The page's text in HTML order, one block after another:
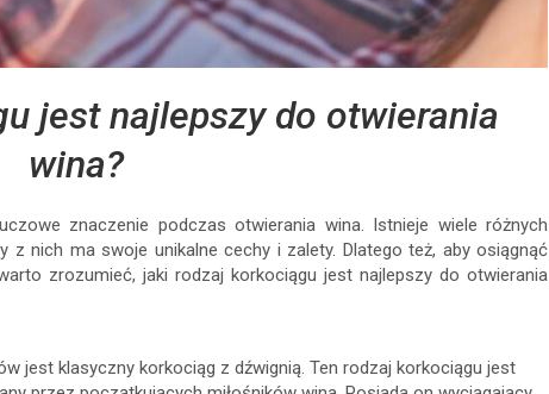
jest najlepszy do otwierania
wina?
znaczenie podczas otwierania wina. Istnieje wiele różnych
z nich ma swoje unikalne cechy i zalety. Dlatego też, aby osiągnąć
zrozumieć, jaki rodzaj korkociągu jest najlepszy do otwierania
jest klasyczny korkociąg z dźwignią. Ten rodzaj korkociągu jest